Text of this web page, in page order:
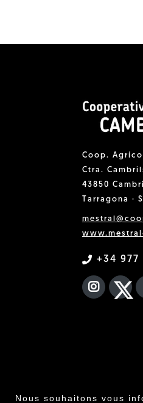
Nous souhaitons vous
Coop.
Ctra.
43850
Tarragona ·
+34 977